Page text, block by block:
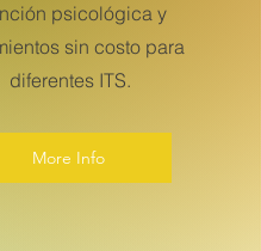
psicológica y
sin costo para
diferentes ITS.
More Info